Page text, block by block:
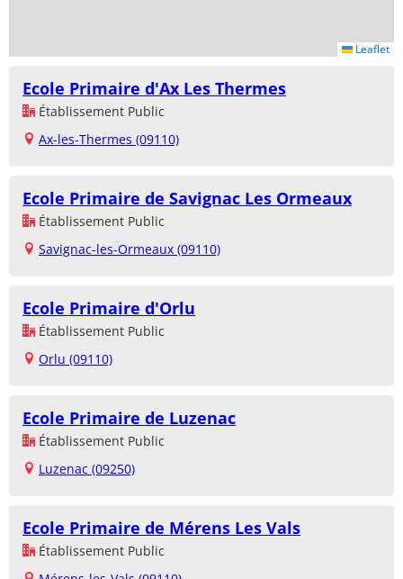
Leaflet
Ecole Primaire d'Ax Les Thermes
Établissement Public
Ax-les-Thermes (09110)
Ecole Primaire de Savignac Les Ormeaux
Établissement Public
Savignac-les-Ormeaux (09110)
Ecole Primaire d'Orlu
Établissement Public
Orlu (09110)
Ecole Primaire de Luzenac
Établissement Public
Luzenac (09250)
Ecole Primaire de Mérens Les Vals
Établissement Public